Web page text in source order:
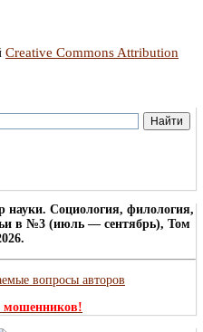
Creative Commons Attribution
Социология, филология,
в №3 (июль — сентябрь), Том
вопросы авторов
мошенников!